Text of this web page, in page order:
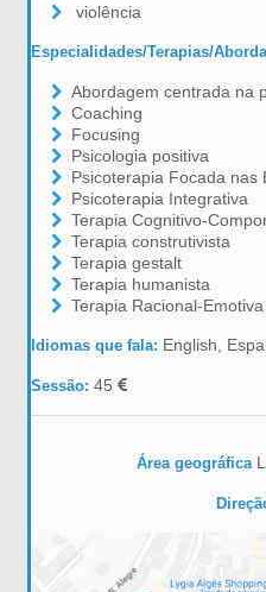
violência
Especialidades/Terapias/
Abordagem centrada na
Coaching
Focusing
Psicologia positiva
Psicoterapia Focada nas
Psicoterapia Integrativa
Terapia Cognitivo-
Terapia construtivista
Terapia gestalt
Terapia humanista
Terapia Racional-
Idiomas que fala: English,
Sessão:45
Área geográfica